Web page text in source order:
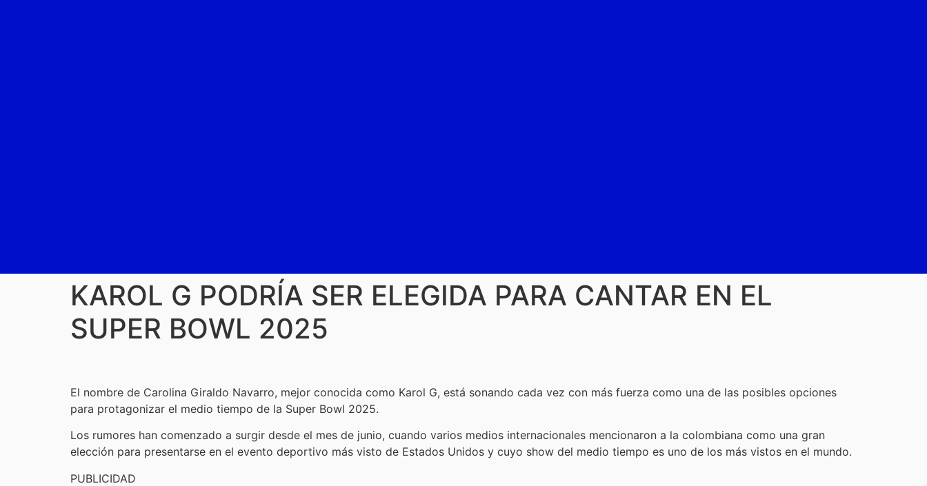
KAROL G PODRÍA SER ELEGIDA PARA CANTAR EN EL
SUPER BOWL 2025
El nombre de Carolina Giraldo Navarro, mejor conocida como Karol G, está sonando cada vez con más fuerza como una de las posibles opciones
para protagonizar el medio tiempo de la Super Bowl 2025.
Los rumores han comenzado a surgir desde el mes de junio, cuando varios medios internacionales mencionaron a la colombiana como una gran
elección para presentarse en el evento deportivo más visto de Estados Unidos y cuyo show del medio tiempo es uno de los más vistos en el mundo.
PUBLICIDAD